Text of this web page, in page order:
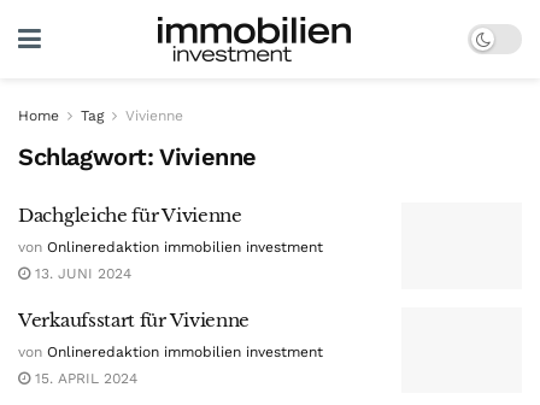
Home Tag Vivienne
Schlagwort:Vivienne
Dachgleiche für Vivienne
von Onlineredaktion immobilien investment
13. JUNI 2024
Verkaufsstart für Vivienne
von Onlineredaktion immobilien investment
15. APRIL 2024